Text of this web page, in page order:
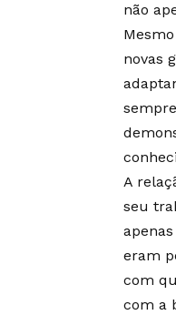
não
novas
A
seu
eram
com
com a